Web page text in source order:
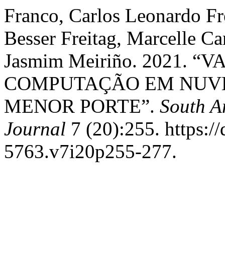
Franco, Carlos Leonardo
Besser Freitag, Marcelle
Jasmim Meiriño. 2021.
COMPUTAÇÃO EM
MENOR PORTE”. South
Journal 7 (20):255.
5763.v7i20p255-277.